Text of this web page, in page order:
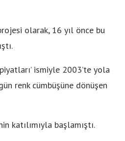
olarak, 16 yıl önce bu
ismiyle 2003’te yola
renk cümbüşüne dönüşen
katılımıyla başlamıştı.